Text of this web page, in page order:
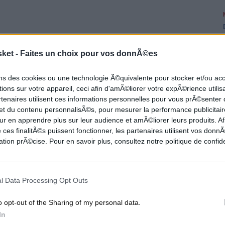
- Faites un choix pour vos donnÃ©es
des cookies ou une technologie Ã©quivalente pour stocker et/ou
sur votre appareil, ceci afin d'amÃ©liorer votre expÃ©rience
utilisent ces informations personnelles pour vous prÃ©senter
du contenu personnalisÃ©s, pour mesurer la performance
en apprendre plus sur leur audience et amÃ©liorer leurs produits.
ces finalitÃ©s puissent fonctionner, les partenaires utilisent vos
prÃ©cise. Pour en savoir plus, consultez notre politique de
Data Processing Opt Outs
opt-out of the Sharing of my personal data.
Charaniaqui a annoncé le transfert qui
rendre faisable, les Mavs envoient également
des Anges. En retour,LAse sépare deMax
Pour compléter le tout, Utah s'est inséré
Schifinoet deux seconds tours de draft de
fait affaire avec les Clippersun peu plus
le cours de cette saison et des prochaines.
finaliste en 2024, est pour l'heure dans le Play-
22 matchs. Quant à Kleber et Morris, ce sont